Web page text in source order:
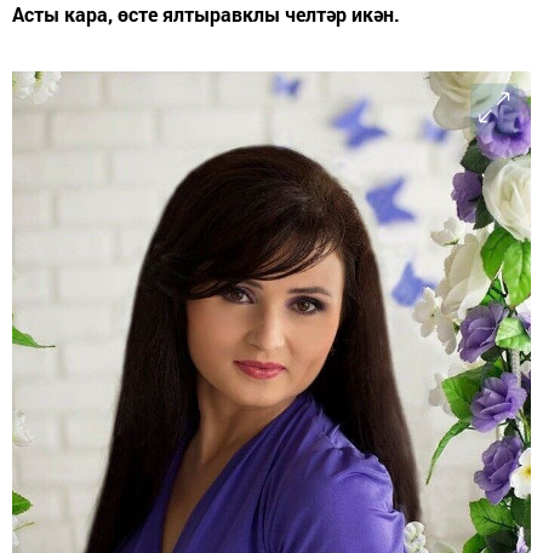
Асты кара, өсте ялтыравклы челтәр икән.